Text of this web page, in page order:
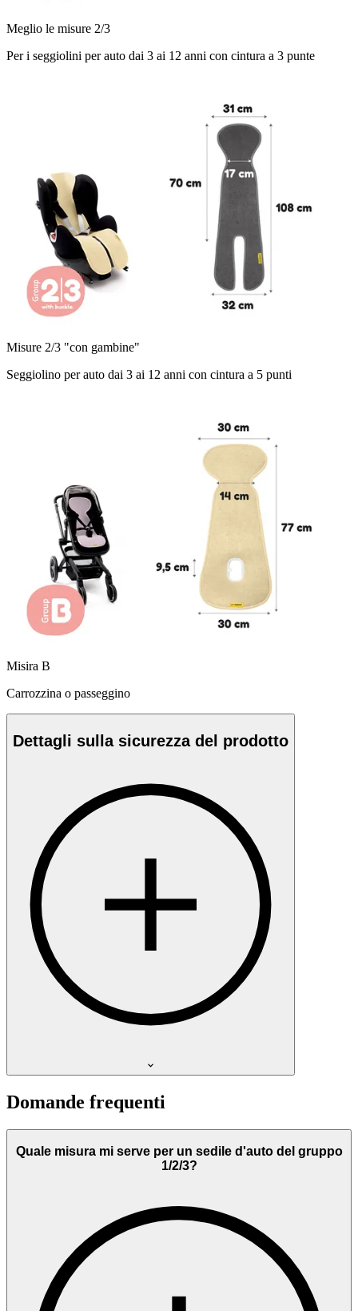
Meglio le misure 2/3
Per i seggiolini per auto dai 3 ai 12 anni con cintura a 3 punte
Misure 2/3 "con gambine"
Seggiolino per auto dai 3 ai 12 anni con cintura a 5 punti
Misira B
Carrozzina o passeggino
Dettagli sulla sicurezza del prodotto
Domande frequenti
Quale misura mi serve per un sedile d'auto del gruppo
1/2/3?